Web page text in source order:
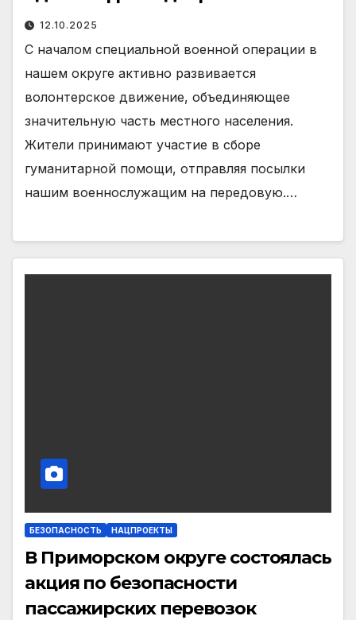
12.10.2025
С началом специальной военной операции в
нашем округе активно развивается
волонтерское движение, объединяющее
значительную часть местного населения.
Жители принимают участие в сборе
гуманитарной помощи, отправляя посылки
нашим военнослужащим на передовую.…
БЕЗОПАСНОСТЬ НАЦПРОЕКТЫ
В Приморском округе состоялась
акция по безопасности
пассажирских перевозок